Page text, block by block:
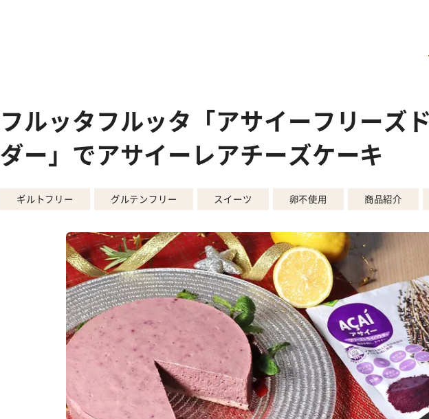
フルッタフルッタ「アサイーフリーズ
ダー」でアサイーレアチーズケーキ
ギルトフリー グルテンフリー スイーツ 卵不使用 商品紹介